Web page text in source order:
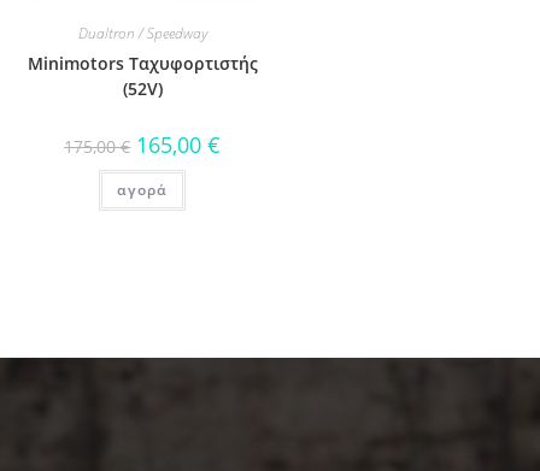
Dualtron / Speedway
Minimotors Ταχυφορτιστής
(52V)
175,00€ 165,00€
αγορά